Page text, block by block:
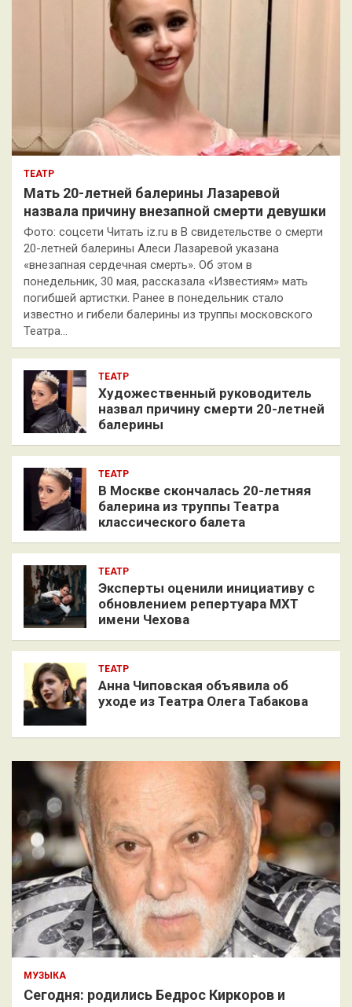
ТЕАТР
Мать 20-летней балерины Лазаревой
назвала причину внезапной смерти девушки
Фото: соцсети Читать iz.ru в В свидетельстве о смерти
20-летней балерины Алеси Лазаревой указана
«внезапная сердечная смерть». Об этом в
понедельник, 30 мая, рассказала «Известиям» мать
погибшей артистки. Ранее в понедельник стало
известно и гибели балерины из труппы московского
Театра…
ТЕАТР
Художественный руководитель
назвал причину смерти 20-летней
балерины
ТЕАТР
В Москве скончалась 20-летняя
балерина из труппы Театра
классического балета
ТЕАТР
Эксперты оценили инициативу с
обновлением репертуара МХТ
имени Чехова
ТЕАТР
Анна Чиповская объявила об
уходе из Театра Олега Табакова
МУЗЫКА
Сегодня: родились Бедрос Киркоров и